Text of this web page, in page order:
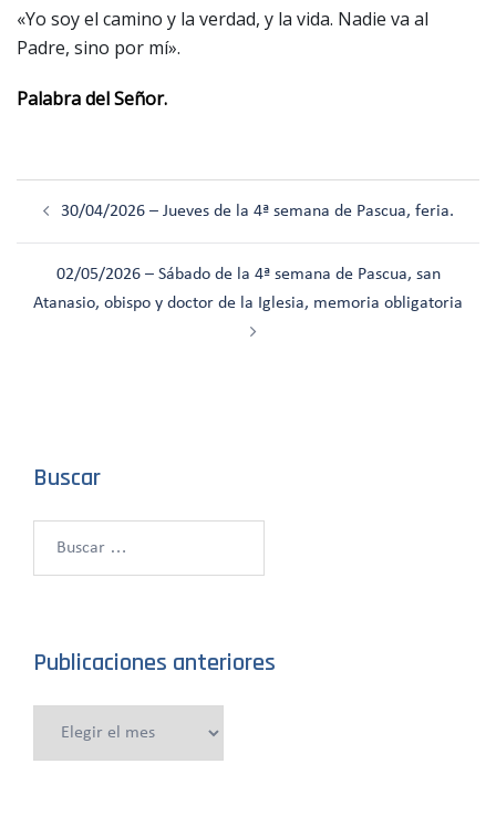
«Yo soy el camino y la verdad, y la vida. Nadie va al
Padre, sino por mí».
Palabra del Señor.
30/04/2026 – Jueves de la 4ª semana de Pascua, feria.
02/05/2026 – Sábado de la 4ª semana de Pascua, san
Atanasio, obispo y doctor de la Iglesia, memoria obligatoria
Buscar
Publicaciones anteriores